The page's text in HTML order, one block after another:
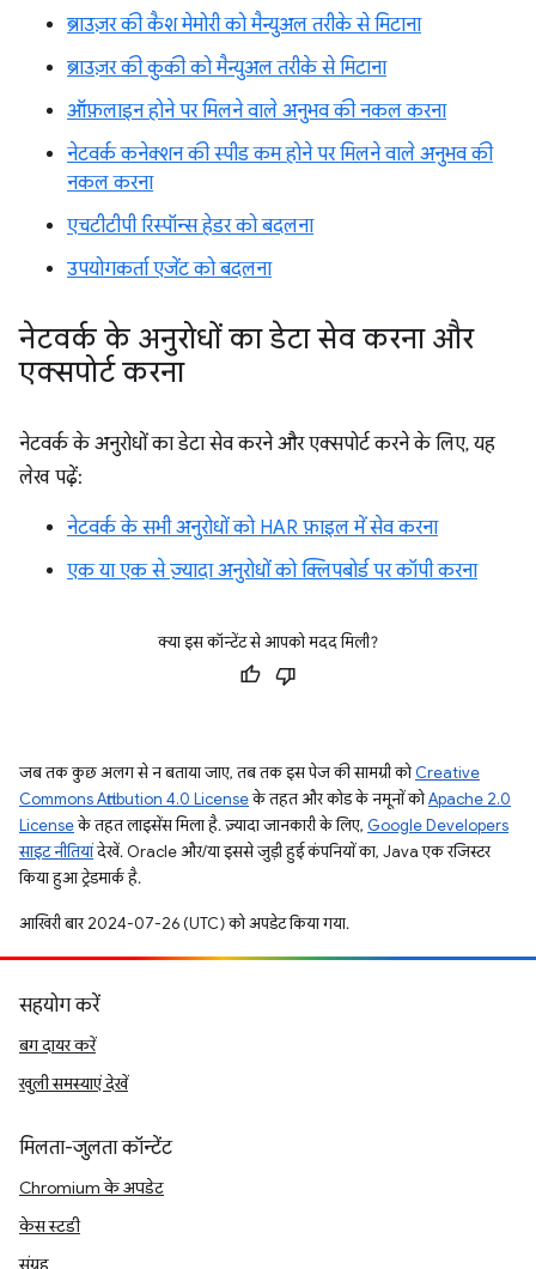
ब्राउज़र की कैश मेमोरी को मैन्युअल तरीके से मिटाना
ब्राउज़र की कुकी को मैन्युअल तरीके से मिटाना
ऑफ़लाइन होने पर मिलने वाले अनुभव की नकल करना
नेटवर्क कनेक्शन की स्पीड कम होने पर मिलने वाले अनुभव की
नकल करना
एचटीटीपी रिस्पॉन्स हेडर को बदलना
उपयोगकर्ता एजेंट को बदलना
नेटवर्क के अनुरोधों का डेटा सेव करना और
एक्सपोर्ट करना
नेटवर्क के अनुरोधों का डेटा सेव करने और एक्सपोर्ट करने के लिए, यह
लेख पढ़ें:
नेटवर्क के सभी अनुरोधों को HAR फ़ाइल में सेव करना
एक या एक से ज़्यादा अनुरोधों को क्लिपबोर्ड पर कॉपी करना
क्या इस कॉन्टेंट से आपको मदद मिली?
जब तक कुछ अलग से न बताया जाए, तब तक इस पेज की सामग्री कोCreative
Commons Attribution 4.0 Licenseके तहत और कोड के नमूनों कोApache 2.0
Licenseके तहत लाइसेंस मिला है. ज़्यादा जानकारी के लिए, Google Developers
साइट नीतियांदेखें. Oracle और/या इससे जुड़ी हुई कंपनियों का, Java एक रजिस्टर
किया हुआ ट्रेडमार्क है.
आखिरी बार 2024-07-26 (UTC) को अपडेट किया गया.
सहयोग करें
बग दायर करें
खुली समस्याएं देखें
मिलता-जुलता कॉन्टेंट
Chromium के अपडेट
केस स्टडी
संग्रह